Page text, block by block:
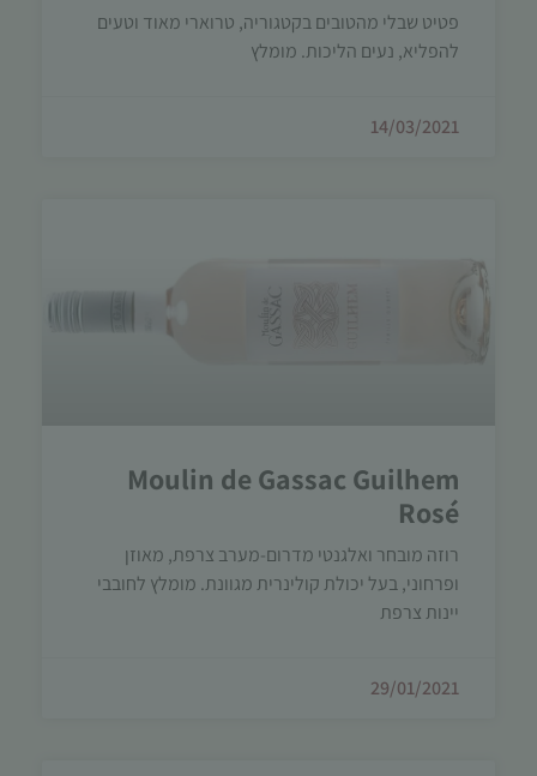
פטיט שבלי מהטובים בקטגוריה, טרוארי מאוד וטעים
להפליא, נעים הליכות. מומלץ
14/03/2021
Moulin de Gassac Guilhem
Rosé
רוזה מובחר ואלגנטי מדרום-מערב צרפת, מאוזן
ופרחוני, בעל יכולת קולינרית מגוונת. מומלץ לחובבי
יינות צרפת
29/01/2021